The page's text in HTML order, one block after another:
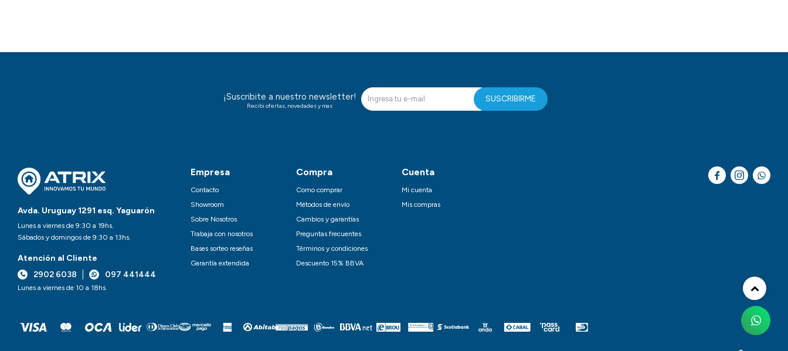
Avda. Uruguay 1291 esq. Yaguarón
Lunes a viernes de 9:30 a 19hs.
Sábados y domingos de 9:30 a 13hs.
Atención al Cliente
2902 6038
097 441444
Lunes a viernes de 10 a 18hs.
Empresa
Contacto
Showroom
Sobre Nosotros
Trabaja con nosotros
Bases sorteo reseñas
Garantía extendida
Compra
Como comprar
Métodos de envío
Cambios y garantías
Preguntas frecuentes
Términos y condiciones
Descuento 15% BBVA
Cuenta
Mi cuenta
Mis compras
¡Suscribite a nuestro newsletter!
Recibi ofertas, novedades y mas
SUSCRIBIRME
  